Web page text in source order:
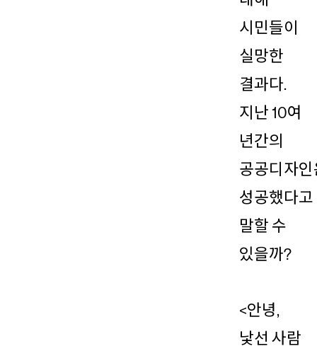
시민들이
실망한
결과다.
지난 10여
년간의
공공디자
성공했다고
말할 수
있을까?
<안녕,
낯선 사람